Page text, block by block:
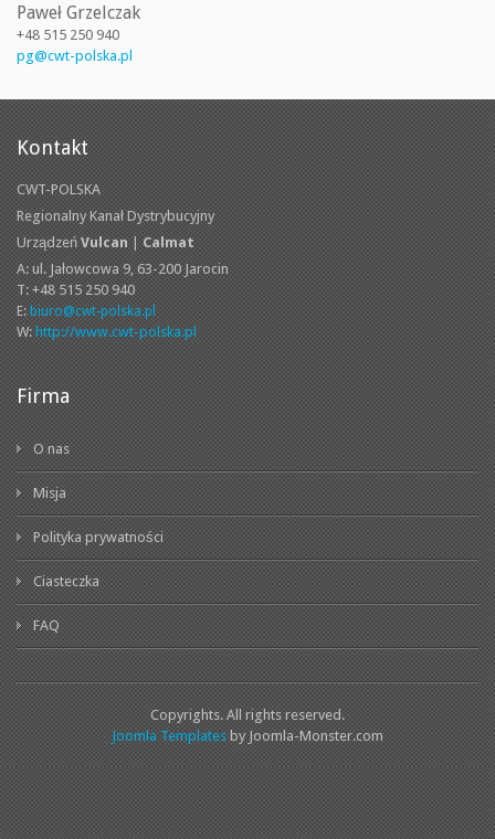
Paweł Grzelczak
+48 515 250 940
pg@cwt-polska.pl
Kontakt
CWT-POLSKA
Regionalny Kanał Dystrybucyjny
Urządzeń Vulcan | Calmat
A: ul. Jałowcowa 9, 63-200 Jarocin
T: +48 515 250 940
E: biuro@cwt-polska.pl
W: http://www.cwt-polska.pl
Firma
O nas
Misja
Polityka prywatności
Ciasteczka
FAQ
Copyrights. All rights reserved.
Joomla Templates by Joomla-Monster.com